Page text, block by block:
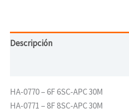
Descripción
HA-0770 – 6F 6SC-APC 30M
HA-0771 – 8F 8SC-APC 30M